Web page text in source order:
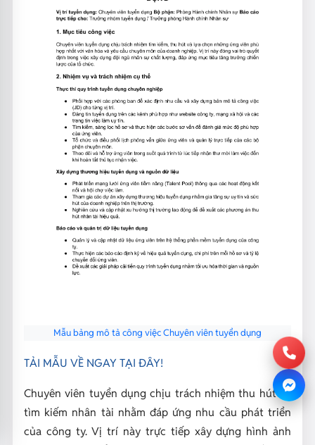
Mẫu bảng mô tả công việc Chuyên viên tuyển dụng
TẢI MẪU VỀ NGAY TẠI ĐÂY!
Chuyên viên tuyển dụng chịu trách nhiệm thu hút và
tìm kiếm nhân tài nhằm đáp ứng nhu cầu phát triển
của công ty. Vị trí này trực tiếp xây dựng hình ảnh